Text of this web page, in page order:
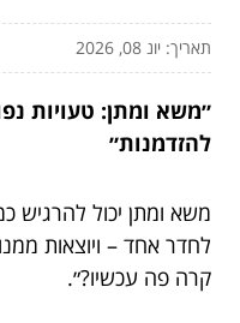
תאריך: יונ 08, 2026
״משא ומתן: טעויות
להזדמנות״
משא ומתן יכול להרגיש
לחדר אחד – ויוצאות
קרה פה עכשיו?״.